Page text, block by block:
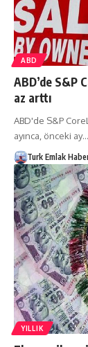
ABD
ABD’de S&P
az arttı
ABD'de S&P
ayınca, önceki ay…
Turk Emlak
YILLIK